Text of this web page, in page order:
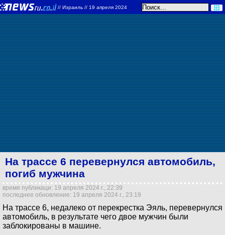
// Израиль // 19 апреля 2024
На трассе 6 перевернулся автомобиль,
погиб мужчина
время публикаци: 19 апреля 2024 г., 22:39
последнее обновление: 19 апреля 2024 г., 23:19
На трассе 6, недалеко от перекрестка Эяль, перевернулся
автомобиль, в результате чего двое мужчин были
заблокированы в машине.